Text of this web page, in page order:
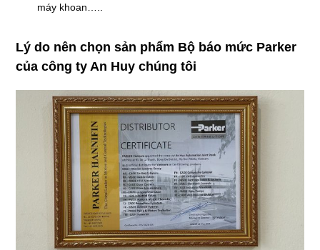
máy khoan…..
Lý do nên chọn sản phẩm Bộ báo mức Parker
của công ty An Huy chúng tôi